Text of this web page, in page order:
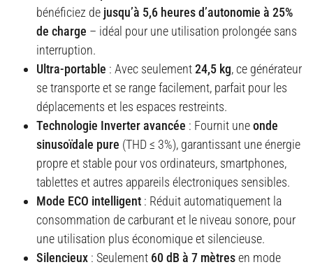
bénéficiez de jusqu’à 5,6 heures d’autonomie à 25%
de charge – idéal pour une utilisation prolongée sans
interruption.
Ultra-portable : Avec seulement24,5 kg, ce générateur
se transporte et se range facilement, parfait pour les
déplacements et les espaces restreints.
Technologie Inverter avancée : Fournit uneonde
sinusoïdale pure (THD ≤ 3%), garantissant une énergie
propre et stable pour vos ordinateurs, smartphones,
tablettes et autres appareils électroniques sensibles.
Mode ECO intelligent : Réduit automatiquement la
consommation de carburant et le niveau sonore, pour
une utilisation plus économique et silencieuse.
Silencieux : Seulement 60 dB à 7 mètresen mode